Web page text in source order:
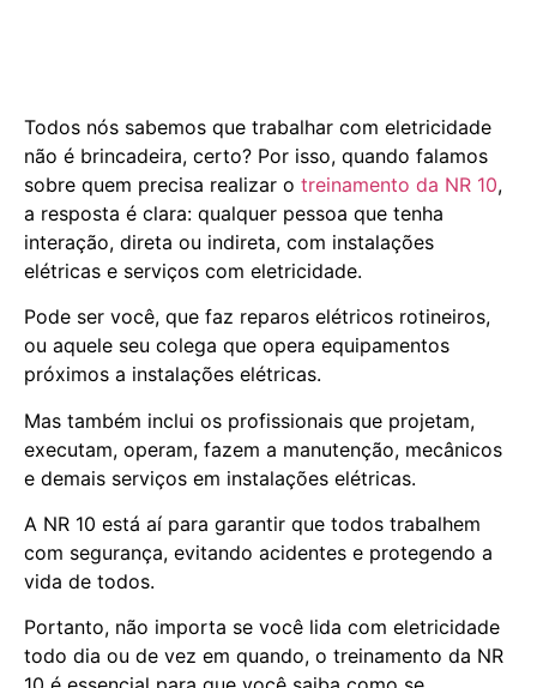
Todos nós sabemos que trabalhar com eletricidade
não é brincadeira, certo? Por isso, quando falamos
sobre quem precisa realizar o treinamento da NR 10,
a resposta é clara: qualquer pessoa que tenha
interação, direta ou indireta, com instalações
elétricas e serviços com eletricidade.
Pode ser você, que faz reparos elétricos rotineiros,
ou aquele seu colega que opera equipamentos
próximos a instalações elétricas.
Mas também inclui os profissionais que projetam,
executam, operam, fazem a manutenção, mecânicos
e demais serviços em instalações elétricas.
A NR 10 está aí para garantir que todos trabalhem
com segurança, evitando acidentes e protegendo a
vida de todos.
Portanto, não importa se você lida com eletricidade
todo dia ou de vez em quando, o treinamento da NR